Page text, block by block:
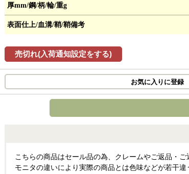
厚mm/鋼/柄/輪/重g
表面仕上/血溝/鞘/鞘備考
売切れ(入荷通知設定をする)
お気に入りに登録
こちらの商品はセール品の為、クレームやご返品・
モニタの違いにより実際の商品とは色味などが若干